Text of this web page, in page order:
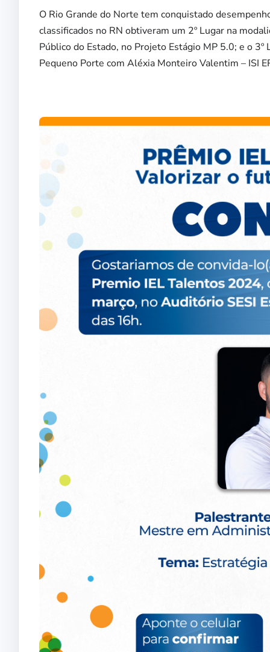
O Rio Grande do Norte tem conquistado
classificados no RN obtiveram um 2º Lugar na
Público do Estado, no Projeto Estágio MP 5.0; e o
Pequeno Porte com Aléxia Monteiro Valentim – ISI